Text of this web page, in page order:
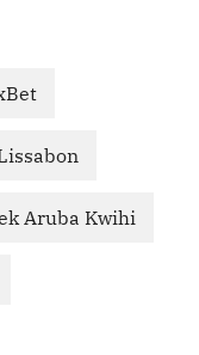
Aruba Kwihi